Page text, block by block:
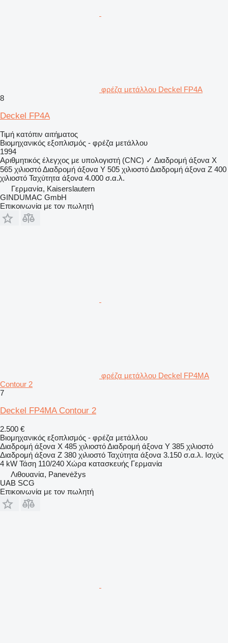
φρέζα μετάλλου Deckel FP4A
8
Deckel FP4A
Τιμή κατόπιν αιτήματος
Βιομηχανικός εξοπλισμός - φρέζα μετάλλου
1994
Αριθμητικός έλεγχος με υπολογιστή (CNC) ✓ Διαδρομή άξονα X
565 χιλιοστόΔιαδρομή άξονα Y 505 χιλιοστόΔιαδρομή άξονα Z 400
χιλιοστό Ταχύτητα άξονα 4.000 σ.α.λ.
Γερμανία, Kaiserslautern
GINDUMAC GmbH
Επικοινωνία με τον πωλητή
φρέζα μετάλλου Deckel FP4MA
Contour 2
7
Deckel FP4MA Contour 2
2.500 €
Βιομηχανικός εξοπλισμός - φρέζα μετάλλου
Διαδρομή άξονα X 485 χιλιοστόΔιαδρομή άξονα Y 385 χιλιοστό
Διαδρομή άξονα Z 380 χιλιοστό Ταχύτητα άξονα 3.150 σ.α.λ. Ισχύς
4 kW Τάση 110/240 Χώρα κατασκευής Γερμανία
Λιθουανία, Panevėžys
UAB SCG
Επικοινωνία με τον πωλητή